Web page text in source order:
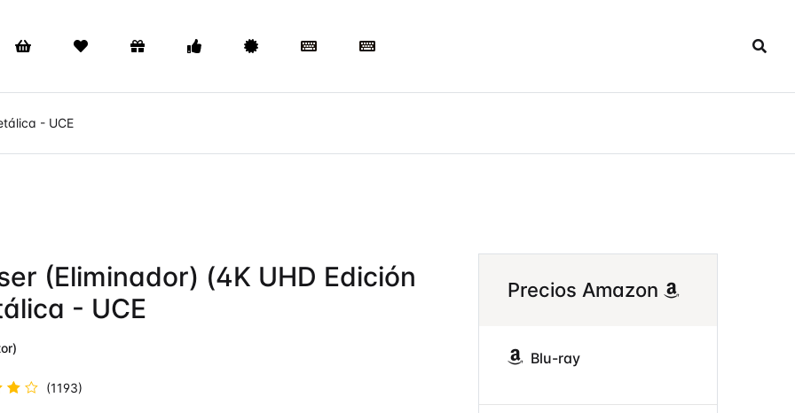
- UCE
(Eliminador) (4K UHD Edición
- UCE
(1193)
Precios Amazon
Blu-ray